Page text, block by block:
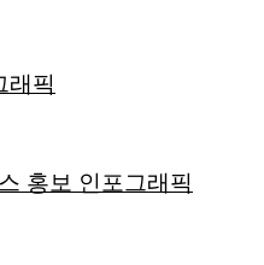
래픽
홍보 인포그래픽